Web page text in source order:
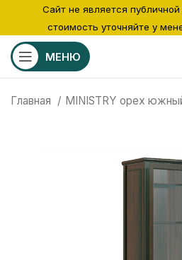
МЕНЮ
Главная MINISTRY орех
Сайт не является
стоимость уточняйте у